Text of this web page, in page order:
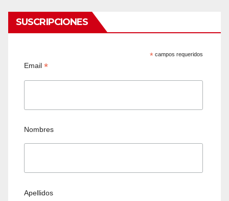
SUSCRIPCIONES
* campos requeridos
Email*
Nombres
Apellidos